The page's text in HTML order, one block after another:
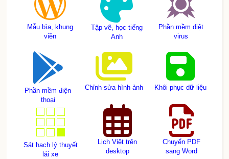
Mẫu bìa, khung
viền
Tập vẽ, học tiếng
Anh
Phần mềm diệt
virus
Phần mềm điện
thoại
Chỉnh sửa hình ảnh Khôi phục dữ liệu
Sát hạch lý thuyết
lái xe
Lịch Việt trên
desktop
Chuyển PDF
sang Word